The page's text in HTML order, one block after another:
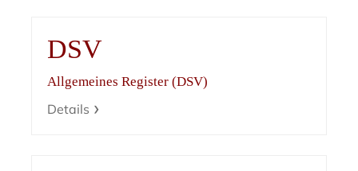
DSV
Allgemeines Register (DSV)
Details